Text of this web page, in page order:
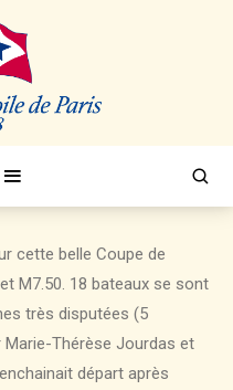
cette belle Coupe de
M7.50. 18 bateaux se sont
très disputées (5
Marie-Thérèse Jourdas et
départ après